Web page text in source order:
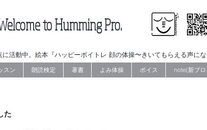
to Humming Pro.
に活動中。絵本『ハッピーボイトレ 顔の体操〜きいてもらえる声にな
スン 朗読検定 著書 よみ体操 ボイス note(新ブ
た